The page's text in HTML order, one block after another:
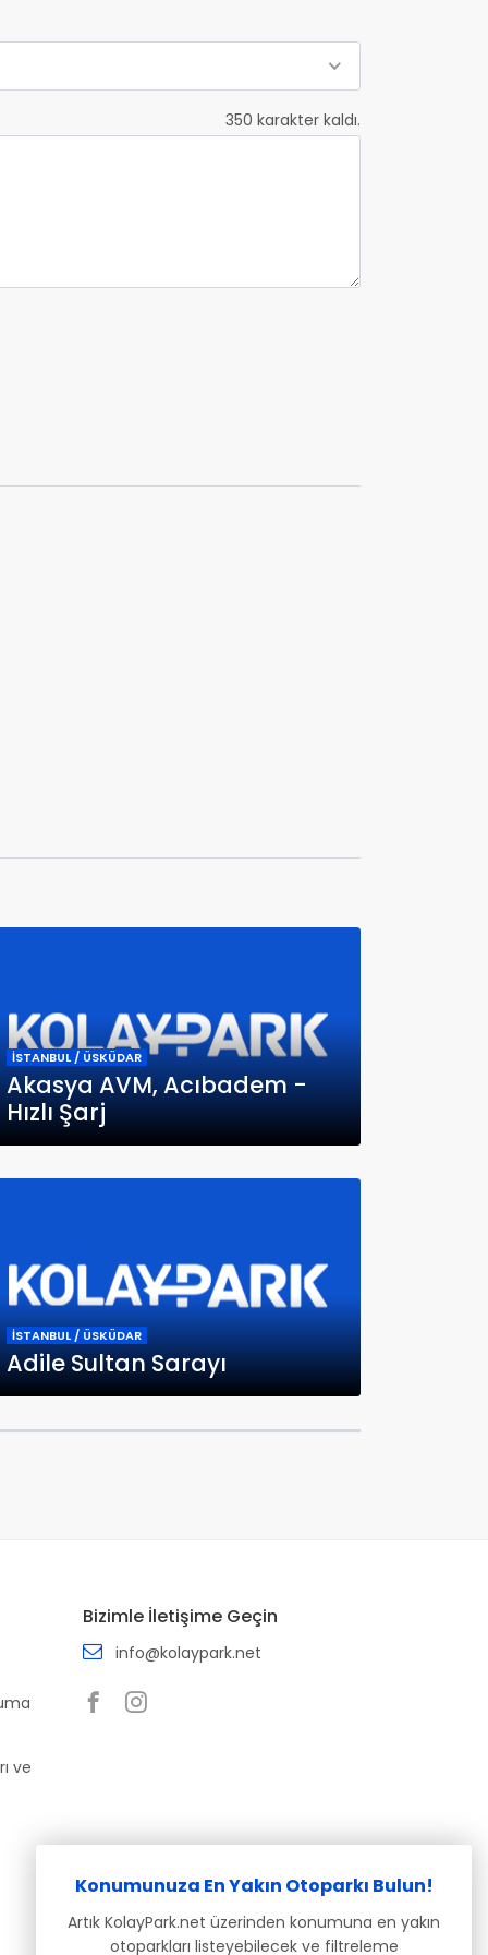
350 karakter kaldı.
İSTANBUL / ÜSKÜDAR
Akasya AVM, Acıbadem -
Hızlı Şarj
İSTANBUL / ÜSKÜDAR
Adile Sultan Sarayı
ve
Bizimle İletişime Geçin
info@kolaypark.net
Konumunuza En Yakın Otoparkı Bulun!
Artık KolayPark.net üzerinden konumuna en yakın
otoparkları listeyebilecek ve filtreleme